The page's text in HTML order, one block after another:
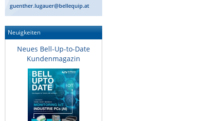
guenther.lugauer@bellequip.at
Neuigkeiten
Neues Bell-Up-to-Date
Kundenmagazin